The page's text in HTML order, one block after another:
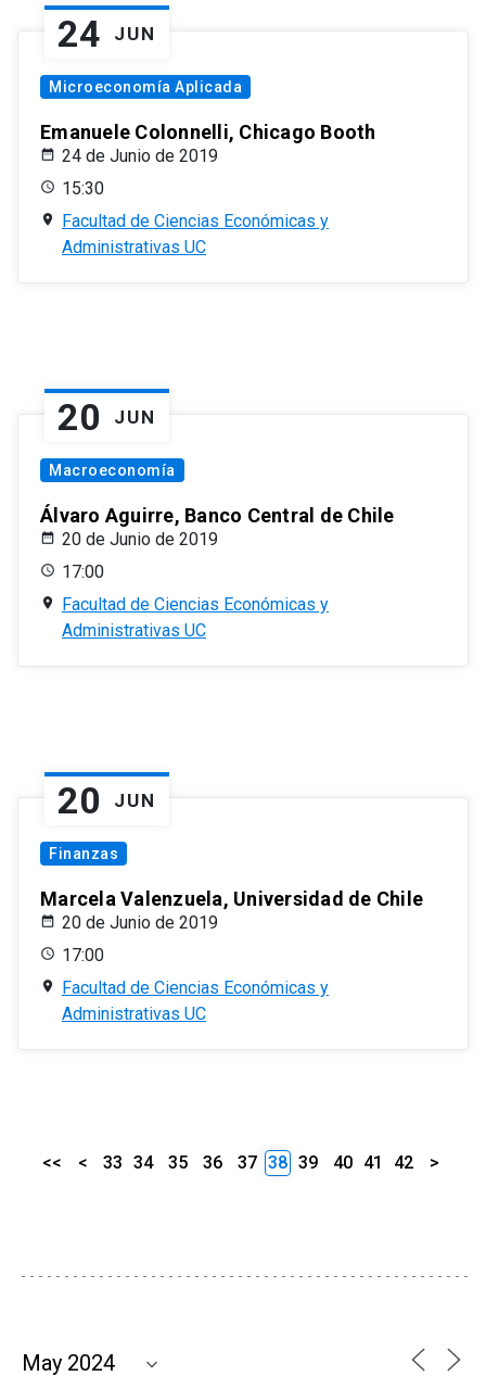
24 JUN
Microeconomía Aplicada
Emanuele Colonnelli, Chicago Booth
24 de Junio de 2019
15:30
Facultad de Ciencias Económicas y
Administrativas UC
20 JUN
Macroeconomía
Álvaro Aguirre, Banco Central de Chile
20 de Junio de 2019
17:00
Facultad de Ciencias Económicas y
Administrativas UC
20 JUN
Finanzas
Marcela Valenzuela, Universidad de Chile
20 de Junio de 2019
17:00
Facultad de Ciencias Económicas y
Administrativas UC
<< < 33 34 35 36 37 38 39 40 41 42 >